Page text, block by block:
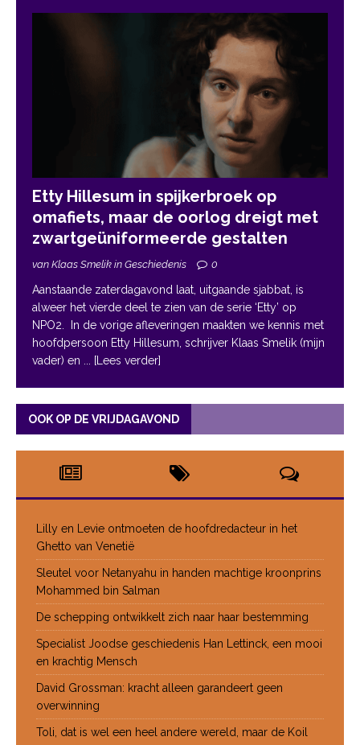
Etty Hillesum in spijkerbroek op
omafiets, maar de oorlog dreigt met
zwartgeüniformeerde gestalten
van Klaas Smelik in Geschiedenis 0
Aanstaande zaterdagavond laat, uitgaande sjabbat, is
alweer het vierde deel te zien van de serie ‘Etty’ op
NPO2. In de vorige afleveringen maakten we kennis met
hoofdpersoon Etty Hillesum, schrijver Klaas Smelik (mijn
vader) en
... [Lees verder]
OOK OP DE VRIJDAGAVOND
Lilly en Levie ontmoeten de hoofdredacteur in het
Ghetto van Venetië
Sleutel voor Netanyahu in handen machtige kroonprins
Mohammed bin Salman
De schepping ontwikkelt zich naar haar bestemming
Specialist Joodse geschiedenis Han Lettinck, een mooi
en krachtig Mensch
David Grossman: kracht alleen garandeert geen
overwinning
Toli, dat is wel een heel andere wereld, maar de Koil